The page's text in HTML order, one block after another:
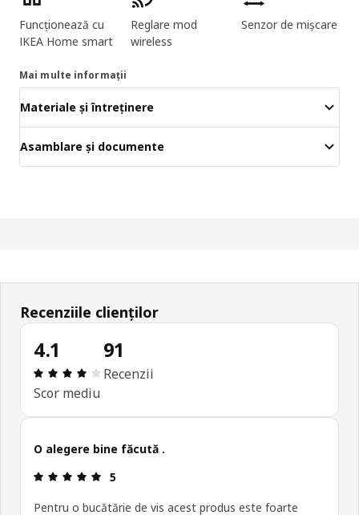
Funcționează cu
IKEA Home smart
Reglare mod
wireless
Senzor de mișcare
Mai multe informații
Materiale și întreținere
Asamblare și documente
Recenziile clienților
4.1
Prezentare generală: 4.1 din 5 stele Total
Scor mediu
91
Recenzii
O alegere bine făcută .
Prezentare generală: 5 din 5 stele
5
Pentru o bucătărie de vis acest produs este foarte